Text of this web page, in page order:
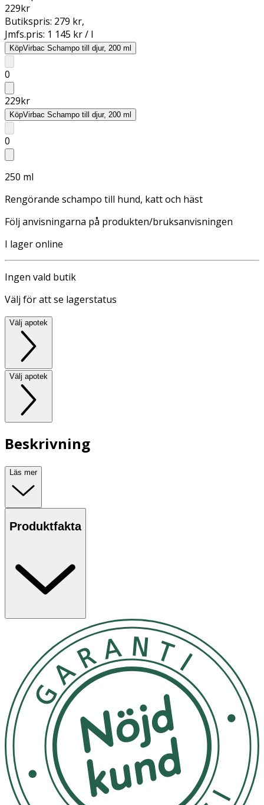
229kr
Butikspris: 279 kr,
Jmfs.pris: 1 145 kr / l
KöpVirbac Schampo till djur, 200 ml
0
229kr
KöpVirbac Schampo till djur, 200 ml
0
250 ml
Rengörande schampo till hund, katt och häst
Följ anvisningarna på produkten/bruksanvisningen
I lager online
Ingen vald butik
Välj för att se lagerstatus
Välj apotek
Välj apotek
Beskrivning
Läs mer
Produktfakta